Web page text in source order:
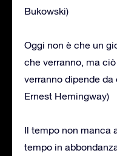
Bukowski)
Oggi non è che un
che verranno, ma
verranno dipende
Ernest Hemingway)
Il tempo non manca
tempo in